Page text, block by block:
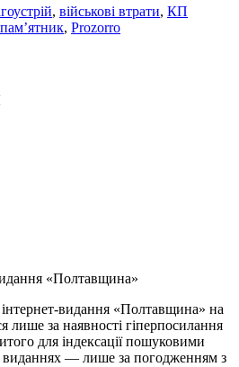
, військові втрати, КП
пам’ятник, Prozorro
«Полтавщина»
інтернет-видання «Полтавщина» на
лише за наявності гіперпосилання
для індексації пошуковими
виданнях — лише за погодженням з